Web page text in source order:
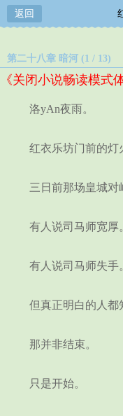
返回
第二十八章 暗河 (1 / 13)
《关闭小说畅读模式
洛yAn夜雨。
红衣乐坊门前的灯
三日前那场皇城对峙
有人说司马师宽厚
有人说司马师失手
但真正明白的人
那并非结束。
只是开始。